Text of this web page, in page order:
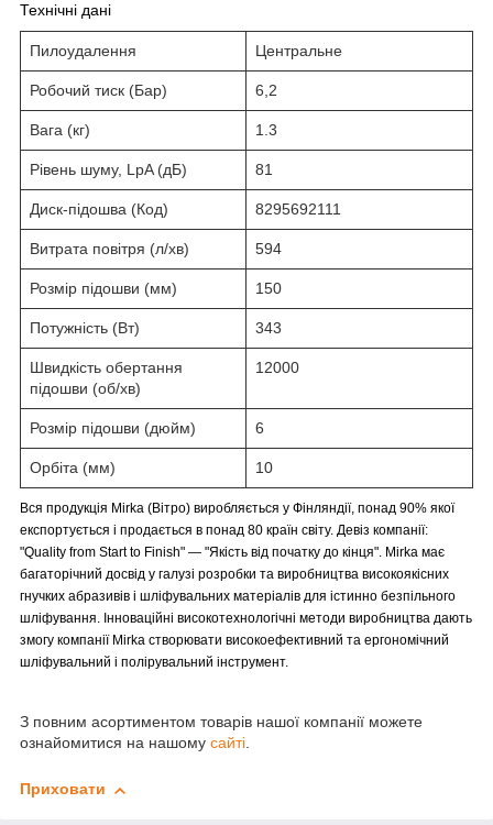
Технічні дані
Пилоудалення Центральне
Робочий тиск (Бар) 6,2
Вага (кг) 1.3
Рівень шуму, LpA (дБ) 81
Диск-підошва (Код) 8295692111
Витрата повітря (л/хв) 594
Розмір підошви (мм) 150
Потужність (Вт) 343
Швидкість обертання
підошви (об/хв)
12000
Розмір підошви (дюйм) 6
Орбіта (мм) 10
Вся продукція Mirka (Вітро) виробляється у Фінляндії, понад 90% якої
експортується і продається в понад 80 країн світу. Девіз компанії:
"Quality from Start to Finish" — "Якість від початку до кінця". Mirka має
багаторічний досвід у галузі розробки та виробництва високоякісних
гнучких абразивів і шліфувальних матеріалів для істинно безпільного
шліфування. Інноваційні високотехнологічні методи виробництва дають
змогу компанії Mirka створювати високоефективний та ергономічний
шліфувальний і полірувальний інструмент.
З повним асортиментом товарів нашої компанії можете
ознайомитися на нашому сайті.
Приховати